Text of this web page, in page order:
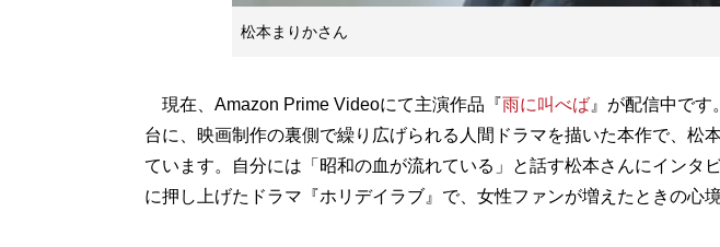
松本まりかさん
現在、Amazon Prime Videoにて主演作品『雨に叫べば』が配信中です
台に、映画制作の裏側で繰り広げられる人間ドラマを描いた本作で、松
ています。自分には「昭和の血が流れている」と話す松本さんにインタ
に押し上げたドラマ『ホリデイラブ』で、女性ファンが増えたときの心